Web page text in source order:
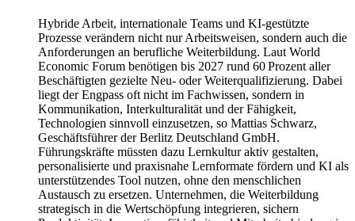
Hybride Arbeit, internationale Teams und KI-gestützte
Prozesse verändern nicht nur Arbeitsweisen, sondern auch die
Anforderungen an berufliche Weiterbildung. Laut World
Economic Forum benötigen bis 2027 rund 60 Prozent aller
Beschäftigten gezielte Neu- oder Weiterqualifizierung. Dabei
liegt der Engpass oft nicht im Fachwissen, sondern in
Kommunikation, Interkulturalität und der Fähigkeit,
Technologien sinnvoll einzusetzen, so Mattias Schwarz,
Geschäftsführer der Berlitz Deutschland GmbH.
Führungskräfte müssten dazu Lernkultur aktiv gestalten,
personalisierte und praxisnahe Lernformate fördern und KI als
unterstützendes Tool nutzen, ohne den menschlichen
Austausch zu ersetzen. Unternehmen, die Weiterbildung
strategisch in die Wertschöpfung integrieren, sichern